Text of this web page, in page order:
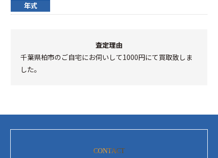
年式
査定理由
千葉県柏市のご自宅にお伺いして1000円にて買取致しま
した。
CONTACT